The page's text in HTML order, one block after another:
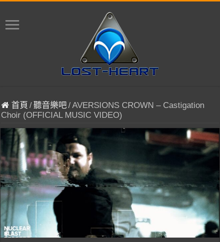
首頁 /聽音樂吧/AVERSIONS CROWN – Castigation
Choir (OFFICIAL MUSIC VIDEO)